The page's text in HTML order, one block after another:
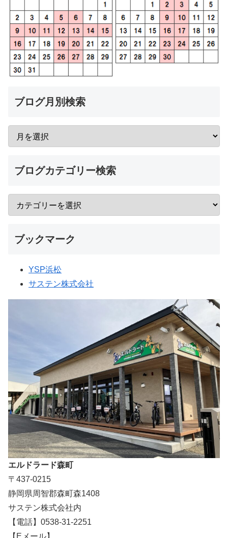
ブログ月別検索
ブログカテゴリー検索
ブックマーク
YSP浜松
サステン株式会社
エルドラード森町
〒437-0215
静岡県周智郡森町森1408
サステン株式会社内
【電話】0538-31-2251
【Eメール】